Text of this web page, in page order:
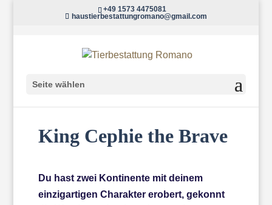
+49 1573 4475081
haustierbestattungromano@gmail.com
Seite wählen
King Cephie the Brave
Du hast zwei Kontinente mit deinem
einzigartigen Charakter erobert, gekonnt